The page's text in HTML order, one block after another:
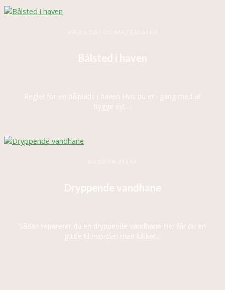
Bålsted i haven
Regler for en bålplads i haven Hvis du er i gang med at
bygge nyt…
Dryppende vandhane
Sådan reparerer du en dryppende vandhane Her får du en
guide til hvordan man lukker…